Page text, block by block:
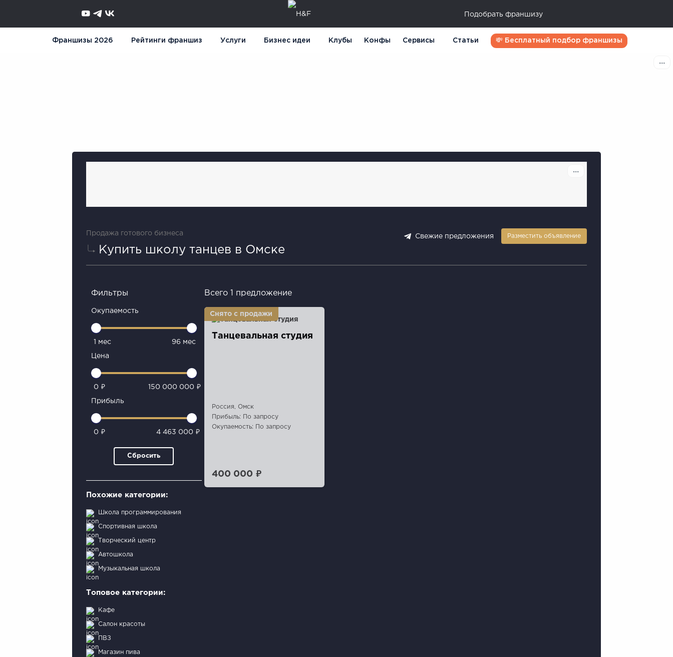
Подобрать франшизу
Франшизы 2026 Рейтинги франшиз Услуги Бизнес идеи Клубы Конфы Сервисы Статьи 💸 Бесплатный подбор франшизы
Продажа готового бизнеса
Купить школу танцев в Омске
Свежие предложения Разместить объявление
Фильтры
Окупаемость
1 мес 96 мес
Цена
0 ₽ 150 000 000 ₽
Прибыль
0 ₽ 4 463 000 ₽
Сбросить
Похожие категории:
Школа программирования
Спортивная школа
Творческий центр
Автошкола
Музыкальная школа
Топовое категории:
Кафе
Салон красоты
ПВЗ
Магазин пива
Всего 1 предложение
Танцевальная студия
Россия, Омск
Прибыль: По запросу
Окупаемость: По запросу
400 000 ₽